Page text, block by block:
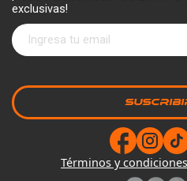
exclusivas!
Términos y condiciones